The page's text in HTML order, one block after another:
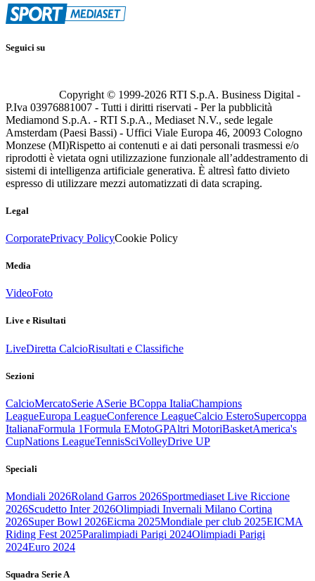
Seguici su
Copyright © 1999-2026 RTI S.p.A. Business Digital -
P.Iva 03976881007 - Tutti i diritti riservati - Per la pubblicità
Mediamond S.p.A. - RTI S.p.A., Mediaset N.V., sede legale
Amsterdam (Paesi Bassi) - Uffici Viale Europa 46, 20093 Cologno
Monzese (MI)Rispetto ai contenuti e ai dati personali trasmessi e/o
riprodotti è vietata ogni utilizzazione funzionale all’addestramento di
sistemi di intelligenza artificiale generativa. È altresì fatto divieto
espresso di utilizzare mezzi automatizzati di data scraping.
Legal
CorporatePrivacy PolicyCookie Policy
Media
VideoFoto
Live e Risultati
LiveDiretta CalcioRisultati e Classifiche
Sezioni
CalcioMercatoSerie ASerie BCoppa ItaliaChampions
LeagueEuropa LeagueConference LeagueCalcio EsteroSupercoppa
ItalianaFormula 1Formula EMotoGPAltri MotoriBasketAmerica's
CupNations LeagueTennisSciVolleyDrive UP
Speciali
Mondiali 2026Roland Garros 2026Sportmediaset Live Riccione
2026Scudetto Inter 2026Olimpiadi Invernali Milano Cortina
2026Super Bowl 2026Eicma 2025Mondiale per club 2025EICMA
Riding Fest 2025Paralimpiadi Parigi 2024Olimpiadi Parigi
2024Euro 2024
Squadra Serie A